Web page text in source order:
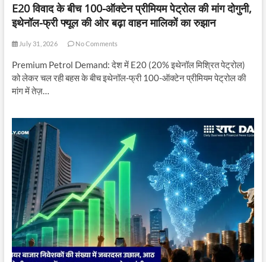
E20 विवाद के बीच 100-ऑक्टेन प्रीमियम पेट्रोल की मांग दोगुनी,
इथेनॉल-फ्री फ्यूल की ओर बढ़ा वाहन मालिकों का रुझान
July 31, 2026 No Comments
Premium Petrol Demand: देश में E20 (20% इथेनॉल मिश्रित पेट्रोल)
को लेकर चल रही बहस के बीच इथेनॉल-फ्री 100-ऑक्टेन प्रीमियम पेट्रोल की
मांग में तेज़…